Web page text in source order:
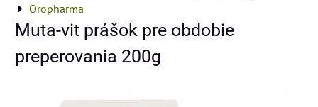
Oropharma
Muta-vit prášok pre obdobie
preperovania 200g